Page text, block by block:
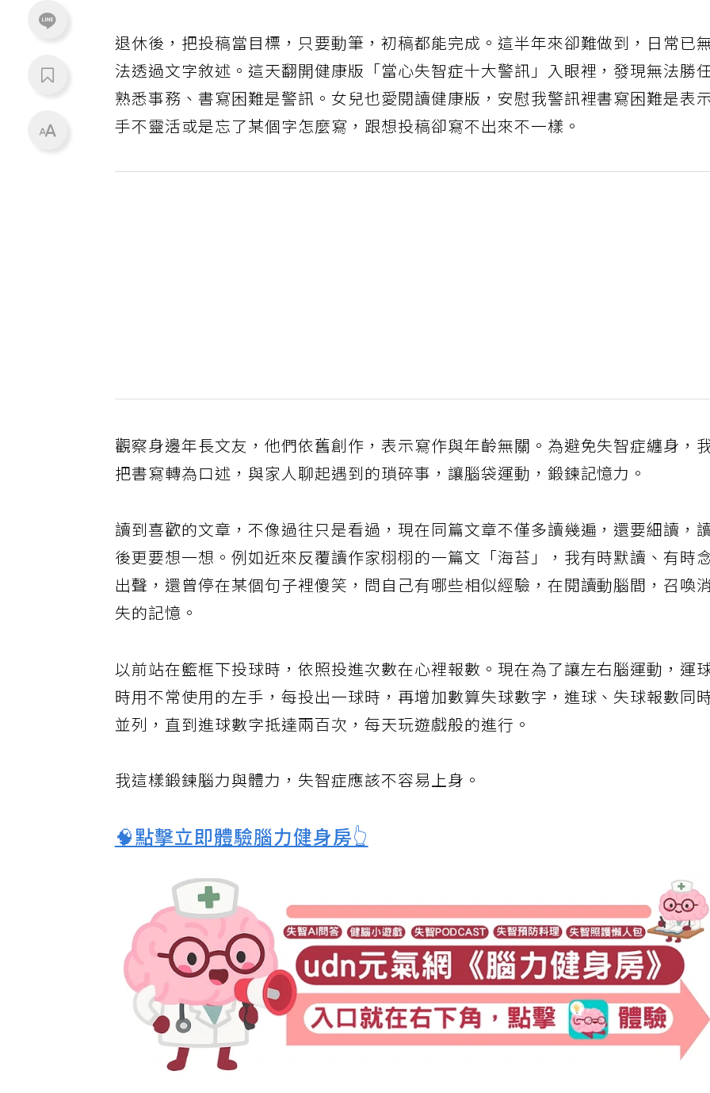
退休後，把投稿當目標，只要動筆，初稿都能完成。這半年來卻難做到，日常已
法透過文字敘述。這天翻開健康版「當心失智症十大警訊」入眼裡，發現無法勝
熟悉事務、書寫困難是警訊。女兒也愛閱讀健康版，安慰我警訊裡書寫困難是表
手不靈活或是忘了某個字怎麼寫，跟想投稿卻寫不出來不一樣。
觀察身邊年長文友，他們依舊創作，表示寫作與年齡無關。為避免失智症纏身，
把書寫轉為口述，與家人聊起遇到的瑣碎事，讓腦袋運動，鍛鍊記憶力。
讀到喜歡的文章，不像過往只是看過，現在同篇文章不僅多讀幾遍，還要細讀，
後更要想一想。例如近來反覆讀作家栩栩的一篇文「海苔」，我有時默讀、有時
出聲，還曾停在某個句子裡傻笑，問自己有哪些相似經驗，在閱讀動腦間，召喚消
失的記憶。
以前站在籃框下投球時，依照投進次數在心裡報數。現在為了讓左右腦運動，運
時用不常使用的左手，每投出一球時，再增加數算失球數字，進球、失球報數同
並列，直到進球數字抵達兩百次，每天玩遊戲般的進行。
我這樣鍛鍊腦力與體力，失智症應該不容易上身。
🧠點擊立即體驗腦力健身房👆